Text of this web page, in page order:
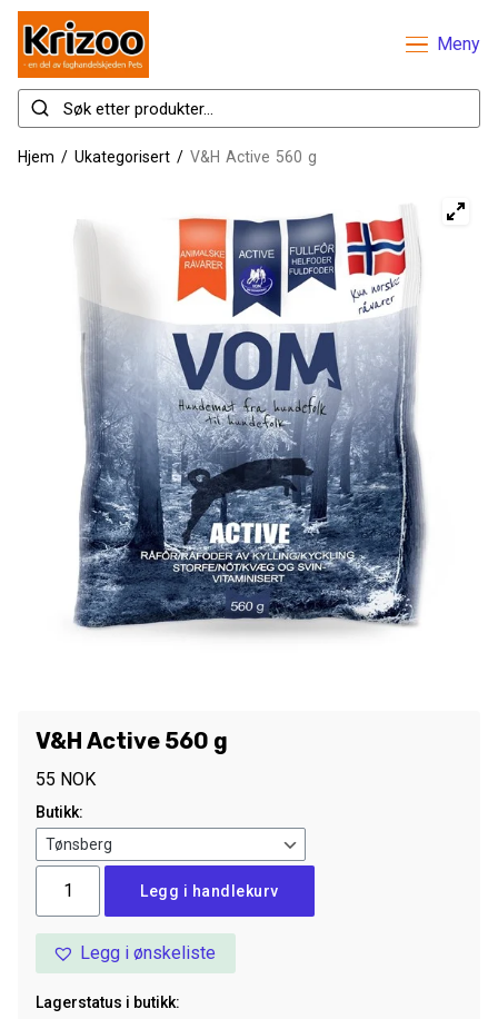
Meny
Hjem / Ukategorisert / V&H Active 560 g
V&H Active 560 g
55 NOK
Butikk:
Active
560
Legg i handlekurv
Legg i ønskeliste
Lagerstatus i butikk: